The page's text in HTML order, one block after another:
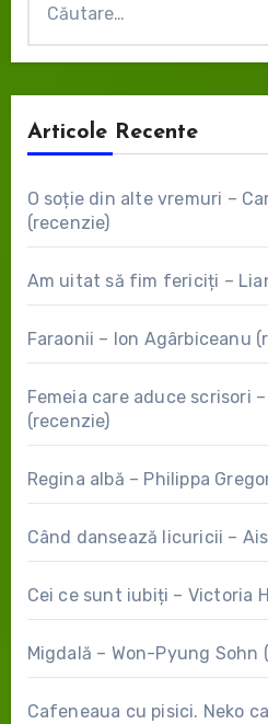
Articole Recente
O soție din alte vremuri –
(recenzie)
Am uitat să fim fericiți –
Faraonii – Ion Agârbiceanu
Femeia care aduce scrisori
(recenzie)
Regina albă – Philippa
Când dansează licuricii –
Cei ce sunt iubiți – Victoria
Migdală – Won-Pyung Sohn
Cafeneaua cu pisici. Neko